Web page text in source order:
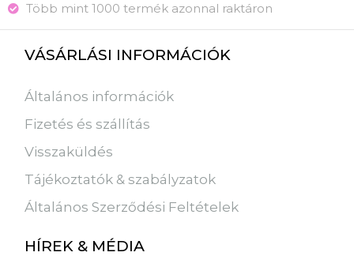
Több mint 1000 termék azonnal raktáron
VÁSÁRLÁSI INFORMÁCIÓK
Általános információk
Fizetés és szállítás
Visszaküldés
Tájékoztatók & szabályzatok
Általános Szerződési Feltételek
HÍREK & MÉDIA